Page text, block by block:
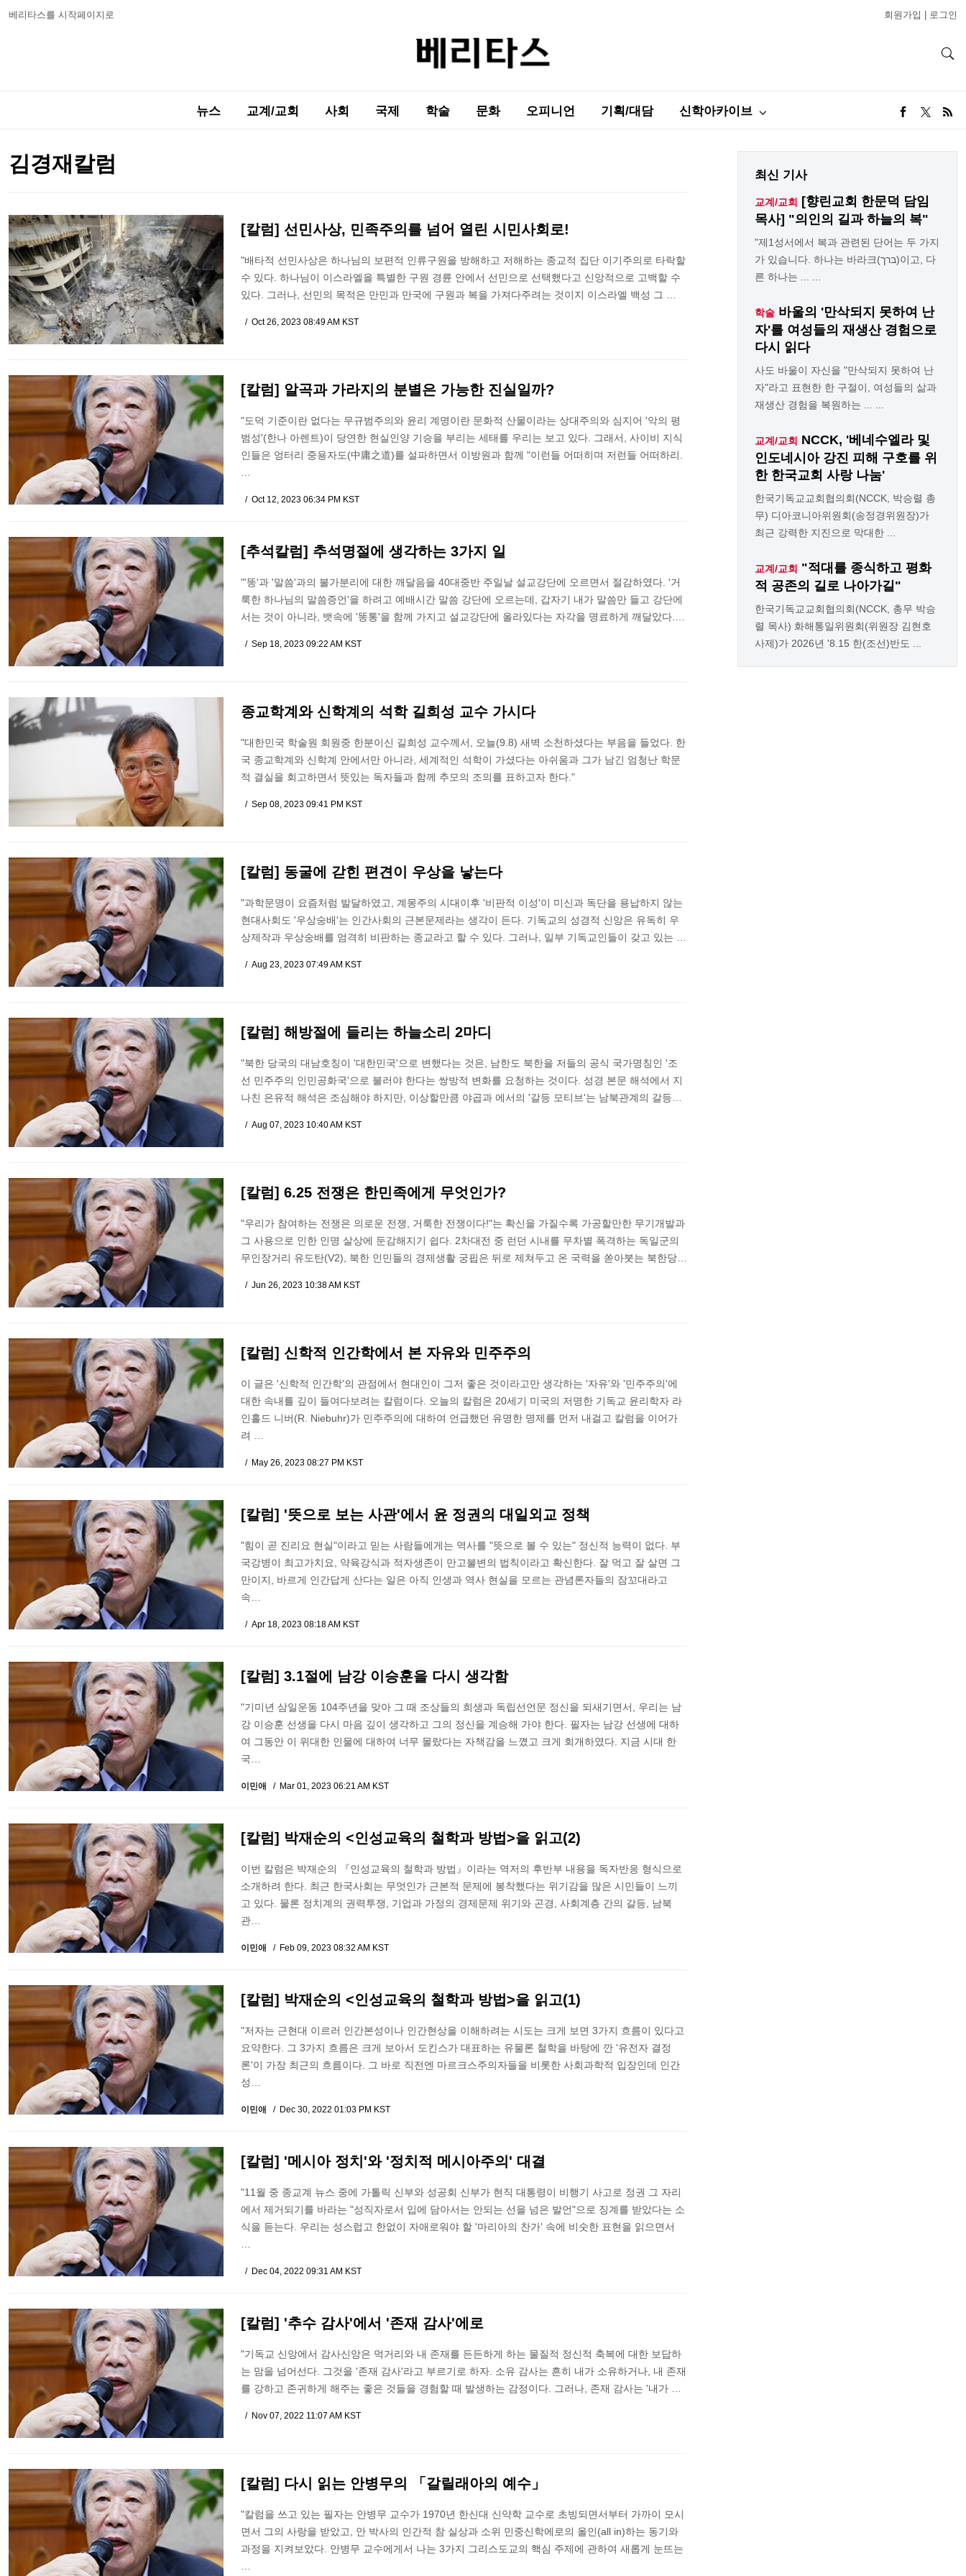
베리타스를 시작페이지로 회원가입 로그인
뉴스 교계/교회 사회 국제 학술 문화 오피니언 기획/대담 신학아카이브
김경재칼럼
[칼럼] 선민사상, 민족주의를 넘어 열린 시민사회로!
"배타적 선민사상은 하나님의 보편적 인류구원을 방해하고 저해하는 종교적 집단 이기주의로 타락할
수 있다. 하나님이 이스라엘을 특별한 구원 경륜 안에서 선민으로 선택했다고 신앙적으로 고백할 수
있다. 그러나, 선민의 목적은 만민과 만국에 구원과 복을 가져다주려는 것이지 이스라엘 백성 그 …
Oct 26, 2023 08:49 AM KST
[칼럼] 알곡과 가라지의 분별은 가능한 진실일까?
"도덕 기준이란 없다는 무규범주의와 윤리 계명이란 문화적 산물이라는 상대주의와 심지어 '악의 평
범성'(한나 아렌트)이 당연한 현실인양 기승을 부리는 세태를 우리는 보고 있다. 그래서, 사이비 지식
인들은 엉터리 중용자도(中庸之道)를 설파하면서 이방원과 함께 "이런들 어떠히며 저런들 어떠하리.
Oct 12, 2023 06:34 PM KST
[추석칼럼] 추석명절에 생각하는 3가지 일
"'똥'과 '말씀'과의 불가분리에 대한 깨달음을 40대중반 주일날 설교강단에 오르면서 절감하였다. '거
룩한 하나님의 말씀증언'을 하려고 예배시간 말씀 강단에 오르는데, 갑자기 내가 말씀만 들고 강단에
서는 것이 아니라, 뱃속에 '똥통'을 함께 가지고 설교강단에 올라있다는 자각을 명료하게 깨달았다.…
Sep 18, 2023 09:22 AM KST
종교학계와 신학계의 석학 길희성 교수 가시다
"대한민국 학술원 회원중 한분이신 길희성 교수께서, 오늘(9.8) 새벽 소천하셨다는 부음을 들었다. 한
국 종교학계와 신학계 안에서만 아니라, 세계적인 석학이 가셨다는 아쉬움과 그가 남긴 엄청난 학문
적 결실을 회고하면서 뜻있는 독자들과 함께 추모의 조의를 표하고자 한다."
Sep 08, 2023 09:41 PM KST
[칼럼] 동굴에 갇힌 편견이 우상을 낳는다
"과학문명이 요즘처럼 발달하였고, 계몽주의 시대이후 '비판적 이성'이 미신과 독단을 용납하지 않는
현대사회도 '우상숭배'는 인간사회의 근본문제라는 생각이 든다. 기독교의 성경적 신앙은 유독히 우
상제작과 우상숭배를 엄격히 비판하는 종교라고 할 수 있다. 그러나, 일부 기독교인들이 갖고 있는 …
Aug 23, 2023 07:49 AM KST
[칼럼] 해방절에 들리는 하늘소리 2마디
"북한 당국의 대남호칭이 '대한민국'으로 변했다는 것은, 남한도 북한을 저들의 공식 국가명칭인 '조
선 민주주의 인민공화국'으로 불러야 한다는 쌍방적 변화를 요청하는 것이다. 성경 본문 해석에서 지
나친 은유적 해석은 조심해야 하지만, 이상할만큼 야곱과 에서의 '갈등 모티브'는 남북관계의 갈등…
Aug 07, 2023 10:40 AM KST
[칼럼] 6.25 전쟁은 한민족에게 무엇인가?
"우리가 참여하는 전쟁은 의로운 전쟁, 거룩한 전쟁이다!"는 확신을 가질수록 가공할만한 무기개발과
그 사용으로 인한 인명 살상에 둔감해지기 쉽다. 2차대전 중 런던 시내를 무차별 폭격하는 독일군의
무인장거리 유도탄(V2), 북한 인민들의 경제생활 궁핍은 뒤로 제쳐두고 온 국력을 쏟아붓는 북한당…
Jun 26, 2023 10:38 AM KST
[칼럼] 신학적 인간학에서 본 자유와 민주주의
이 글은 '신학적 인간학'의 관점에서 현대인이 그저 좋은 것이라고만 생각하는 '자유'와 '민주주의'에
대한 속내를 깊이 들여다보려는 칼럼이다. 오늘의 칼럼은 20세기 미국의 저명한 기독교 윤리학자 라
인홀드 니버(R. Niebuhr)가 민주주의에 대하여 언급했던 유명한 명제를 먼저 내걸고 칼럼을 이어가
려 …
May 26, 2023 08:27 PM KST
[칼럼] '뜻으로 보는 사관'에서 윤 정권의 대일외교 정책
"힘이 곧 진리요 현실"이라고 믿는 사람들에게는 역사를 "뜻으로 볼 수 있는" 정신적 능력이 없다. 부
국강병이 최고가치요, 약육강식과 적자생존이 만고불변의 법칙이라고 확신한다. 잘 먹고 잘 살면 그
만이지, 바르게 인간답게 산다는 일은 아직 인생과 역사 현실을 모르는 관념론자들의 잠꼬대라고
속…
Apr 18, 2023 08:18 AM KST
[칼럼] 3.1절에 남강 이승훈을 다시 생각함
"기미년 삼일운동 104주년을 맞아 그 때 조상들의 희생과 독립선언문 정신을 되새기면서, 우리는 남
강 이승훈 선생을 다시 마음 깊이 생각하고 그의 정신을 계승해 가야 한다. 필자는 남강 선생에 대하
여 그동안 이 위대한 인물에 대하여 너무 몰랐다는 자책감을 느꼈고 크게 회개하였다. 지금 시대 한
국…
이민애 Mar 01, 2023 06:21 AM KST
[칼럼] 박재순의 <인성교육의 철학과 방법>을 읽고(2)
이번 칼럼은 박재순의 『인성교육의 철학과 방법』이라는 역저의 후반부 내용을 독자반응 형식으로
소개하려 한다. 최근 한국사회는 무엇인가 근본적 문제에 봉착했다는 위기감을 많은 시민들이 느끼
고 있다. 물론 정치계의 권력투쟁, 기업과 가정의 경제문제 위기와 곤경, 사회계층 간의 갈등, 남북
관…
이민애 Feb 09, 2023 08:32 AM KST
[칼럼] 박재순의 <인성교육의 철학과 방법>을 읽고(1)
"저자는 근현대 이르러 인간본성이나 인간현상을 이해하려는 시도는 크게 보면 3가지 흐름이 있다고
요약한다. 그 3가지 흐름은 크게 보아서 도킨스가 대표하는 유물론 철학을 바탕에 깐 '유전자 결정
론'이 가장 최근의 흐름이다. 그 바로 직전엔 마르크스주의자들을 비롯한 사회과학적 입장인데 인간
성…
이민애 Dec 30, 2022 01:03 PM KST
[칼럼] '메시아 정치'와 '정치적 메시아주의' 대결
"11월 중 종교계 뉴스 중에 가톨릭 신부와 성공회 신부가 현직 대통령이 비행기 사고로 정권 그 자리
에서 제거되기를 바라는 "성직자로서 입에 담아서는 안되는 선을 넘은 발언"으로 징계를 받았다는 소
식을 듣는다. 우리는 성스럽고 한없이 자애로워야 할 '마리아의 찬가' 속에 비숫한 표현을 읽으면서
Dec 04, 2022 09:31 AM KST
[칼럼] '추수 감사'에서 '존재 감사'에로
"기독교 신앙에서 감사신앙은 먹거리와 내 존재를 든든하게 하는 물질적 정신적 축복에 대한 보답하
는 맘을 넘어선다. 그것을 '존재 감사'라고 부르기로 하자. 소유 감사는 흔히 내가 소유하거나, 내 존재
를 강하고 존귀하게 해주는 좋은 것들을 경험할 때 발생하는 감정이다. 그러나, 존재 감사는 '내가 …
Nov 07, 2022 11:07 AM KST
[칼럼] 다시 읽는 안병무의 「갈릴래아의 예수」
"칼럼을 쓰고 있는 필자는 안병무 교수가 1970년 한신대 신약학 교수로 초빙되면서부터 가까이 모시
면서 그의 사랑을 받았고, 안 박사의 인간적 참 실상과 소위 민중신학에로의 올인(all in)하는 동기와
과정을 지켜보았다. 안병무 교수에게서 나는 3가지 그리스도교의 핵심 주제에 관하여 새롭게 눈뜨는
최신 기사
교계/교회
[향린교회 한문덕 담임
목사] "의인의 길과 하늘의 복"
"제1성서에서 복과 관련된 단어는 두 가지
가 있습니다. 하나는 바라크(ברך)이고, 다
른 하나는 ... ...
학술 바울의 '만삭되지 못하여 난
자'를 여성들의 재생산 경험으로
다시 읽다
사도 바울이 자신을 "만삭되지 못하여 난
자"라고 표현한 한 구절이, 여성들의 삶과
재생산 경험을 복원하는 ... ...
교계/교회 NCCK, '베네수엘라 및
인도네시아 강진 피해 구호를 위
한 한국교회 사랑 나눔'
한국기독교교회협의회(NCCK, 박승렬 총
무) 디아코니아위원회(송정경위원장)가
최근 강력한 지진으로 막대한 ...
교계/교회 "적대를 종식하고 평화
적 공존의 길로 나아가길"
한국기독교교회협의회(NCCK, 총무 박승
렬 목사) 화해통일위원회(위원장 김현호
사제)가 2026년 '8.15 한(조선)반도 ...